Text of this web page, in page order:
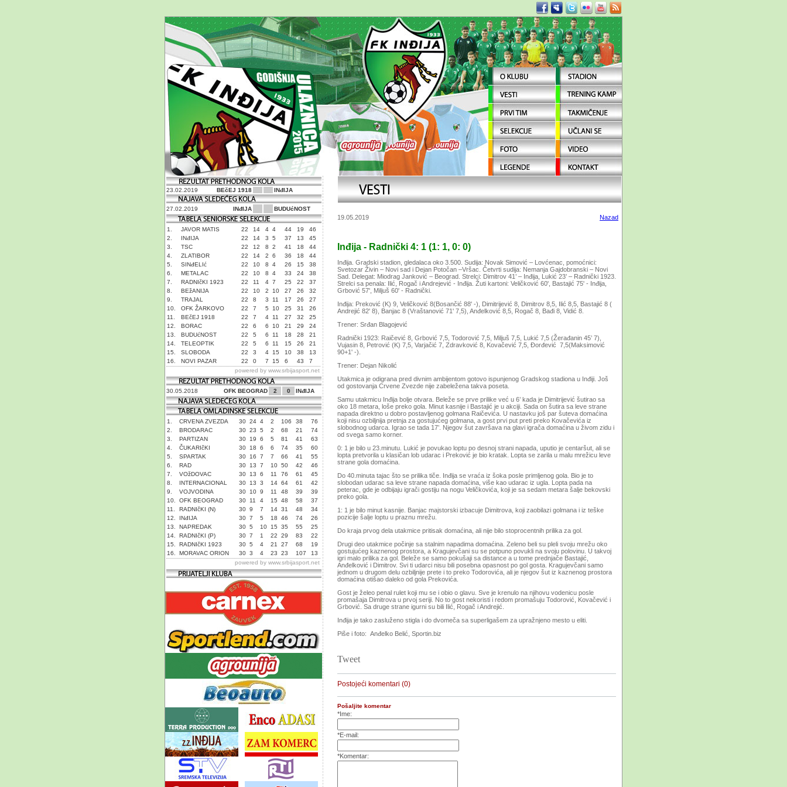
23.02.2019 BEčEJ 1918 INđIJA
27.02.2019 INđIJA BUDUćNOST
1. JAVOR MATIS 22 14 4 4 44 19
46
2.
INđIJA 22 14 3 5 37 13
45
3.
TSC 22 12 8 2 41 18
44
4.
ZLATIBOR 22 14 2 6 36 18
44
5.
SINđELIć 22 10 8 4 26 15
38
6.
METALAC 22 10 8 4 33 24
38
7.
RADNIčKI 1923 22 11 4 7 25 22
37
8.
BEžANIJA 22 10 2 10 27 26
32
9.
TRAJAL 22 8 3 11 17 26
27
10.
OFK ŽARKOVO 22 7 5 10 25 31
26
11.
BEčEJ 1918 22 7 4 11 27 32
25
12.
BORAC 22 6 6 10 21 29
24
13.
BUDUćNOST 22 5 6 11 18 28
21
14.
TELEOPTIK 22 5 6 11 15 26
21
15.
SLOBODA 22 3 4 15 10 38
13
16.
NOVI PAZAR 22 0 7 15 6 43
7
powered by www.srbijasport.net
30.05.2018 OFK BEOGRAD 2 0 INđIJA
1. CRVENA ZVEZDA 30 24 4 2 106 38
76
2.
BRODARAC 30 23 5 2 68 21
74
3.
PARTIZAN 30 19 6 5 81 41
63
4.
ČUKARIčKI 30 18 6 6 74 35
60
5.
SPARTAK 30 16 7 7 66 41
55
6.
RAD 30 13 7 10 50 42
46
7.
VOžDOVAC 30 13 6 11 76 61
45
8.
INTERNACIONAL 30 13 3 14 64 61
42
9.
VOJVODINA 30 10 9 11 48 39
39
10.
OFK BEOGRAD 30 11 4 15 48 58
37
11.
RADNIčKI (N) 30 9 7 14 31 48
34
12.
INđIJA 30 7 5 18 46 74
26
13.
NAPREDAK 30 5 10 15 35 55
25
14.
RADNIčKI (P) 30 7 1 22 29 83
22
15.
RADNIčKI 1923 30 5 4 21 27 68
19
16.
MORAVAC ORION 30 3 4 23 23 107
13
powered by www.srbijasport.net
19.05.2019 Nazad
Inđija - Radnički 4: 1 (1: 1, 0: 0)
Inđija. Gradski stadion, gledalaca oko 3.500. Sudija: Novak Simović – Lovćenac, pomoćnici:
Svetozar Živin – Novi sad i Dejan Potočan –Vršac. Četvrti sudija: Nemanja Gajdobranski – Novi
Sad. Delegat: Miodrag Janković – Beograd. Strelci: Dimitrov 41’ – Inđija, Lukić 23’ – Radnički 1923.
Strelci sa penala: Ilić, Rogač i Andrejević - Inđija. Žuti kartoni: Veličković 60', Bastajić 75' - Inđija,
Grbović 57', Miljuš 60' - Radnički.
Inđija: Preković (K) 9, Veličković 8(Bosančić 88' -), Dimitrijević 8, Dimitrov 8,5, Ilić 8,5, Bastajić 8 (
Andrejić 82' 8), Banjac 8 (Vraštanović 71' 7,5), Anđelković 8,5, Rogač 8, Bađi 8, Vidić 8.
Trener: Srđan Blagojević
Radnički 1923: Raičević 8, Grbović 7,5, Todorović 7,5, Miljuš 7,5, Lukić 7,5 (Žerađanin 45’ 7),
Vujasin 8, Petrović (K) 7,5, Varjačić 7, Zdravković 8, Kovačević 7,5, Đorđević 7,5(Maksimović
90+1' -).
Trener: Dejan Nikolić
Utakmica je odigrana pred divnim ambijentom gotovo ispunjenog Gradskog stadiona u Inđiji. Još
od gostovanja Crvene Zvezde nije zabeležena takva poseta.
Samu utakmicu Inđija bolje otvara. Beleže se prve prilike već u 6’ kada je Dimitrijević šutirao sa
oko 18 metara, loše preko gola. Minut kasnije i Bastajić je u akciji. Sada on šutira sa leve strane
napada direktno u dobro postavljenog golmana Raičevića. U nastavku još par šuteva domaćina
koji nisu ozbiljnija pretnja za gostujućeg golmana, a gost prvi put preti preko Kovačevića iz
slobodnog udarca. Igrao se tada 17’. Njegov šut završava na glavi igrača domaćina u živom zidu i
od svega samo korner.
0: 1 je bilo u 23.minutu. Lukić je povukao loptu po desnoj strani napada, uputio je centaršut, ali se
lopta pretvorila u klasičan lob udarac i Preković je bio kratak. Lopta se zarila u malu mrežicu leve
strane gola domaćina.
Do 40.minuta tajac što se prilika tiče. Inđija se vraća iz šoka posle primljenog gola. Bio je to
slobodan udarac sa leve strane napada domaćina, više kao udarac iz ugla. Lopta pada na
peterac, gde je odbijaju igrači gostiju na nogu Veličkovića, koji je sa sedam metara šalje bekovski
preko gola.
1: 1 je bilo minut kasnije. Banjac majstorski izbacuje Dimitrova, koji zaobilazi golmana i iz teške
pozicije šalje loptu u praznu mrežu.
Do kraja prvog dela utakmice pritisak domaćina, ali nije bilo stoprocentnih prilika za gol.
Drugi deo utakmice počinje sa stalnim napadima domaćina. Zeleno beli su pleli svoju mrežu oko
gostujućeg kaznenog prostora, a Kragujevčani su se potpuno povukli na svoju polovinu. U takvoj
igri malo prilika za gol. Beleže se samo pokušaji sa distance a u tome prednjače Bastajić,
Anđelković i Dimitrov. Svi ti udarci nisu bili posebna opasnost po gol gosta. Kragujevčani samo
jednom u drugom delu ozbiljnije prete i to preko Todorovića, ali je njegov šut iz kaznenog prostora
domaćina otišao daleko od gola Prekovića.
Gost je želeo penal rulet koji mu se i obio o glavu. Sve je krenulo na njihovu vodenicu posle
promašaja Dimitrova u prvoj seriji. No to gost nekoristi i redom promašuju Todorović, Kovačević i
Grbović. Sa druge strane igurni su bili Ilić, Rogač i Andrejić.
Inđija je tako zasluženo stigla i do dvomeča sa superligašem za upražnjeno mesto u eliti.
Piše i foto: Anđelko Belić, Sportin.biz
Tweet
Postojeći komentari (0)
Pošaljite komentar
*Ime:
*E-mail:
*Komentar: